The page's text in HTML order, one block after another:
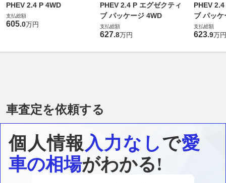
PHEV 2.4 P 4WD
支払総額
605.0万円
PHEV 2.4 P エグゼクティ
ブ パッケージ 4WD
支払総額
627.8万円
PHEV
ブ パッケ
支払総額
623.9万円
車査定を依頼する
個人情報入力なしで愛
車の相場がわかる!